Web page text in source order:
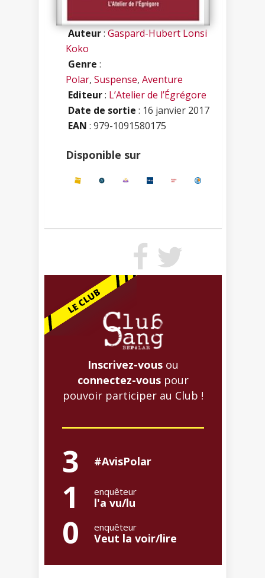
Auteur:Gaspard-Hubert Lonsi
Koko
Genre :
Polar, Suspense, Aventure
Editeur: L’Atelier de l’Égrégore
Date de sortie : 16 janvier 2017
EAN : 979-1091580175
Disponible sur
Inscrivez-vous ou
connectez-vous pour
pouvoir participer au Club !
3 #AvisPolar
1 enquêteur
l'a vu/lu
0 enquêteur
Veut la voir/lire